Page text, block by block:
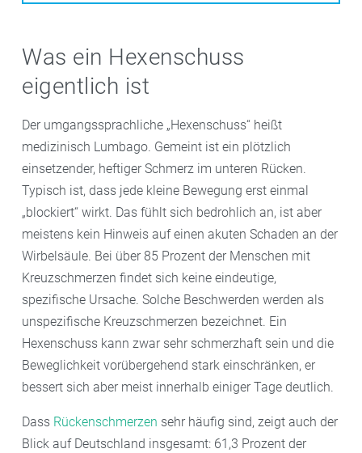
Was ein Hexenschuss
eigentlich ist
Der umgangssprachliche „Hexenschuss“ heißt
medizinisch Lumbago. Gemeint ist ein plötzlich
einsetzender, heftiger Schmerz im unteren Rücken.
Typisch ist, dass jede kleine Bewegung erst einmal
„blockiert“ wirkt. Das fühlt sich bedrohlich an, ist aber
meistens kein Hinweis auf einen akuten Schaden an der
Wirbelsäule. Bei über 85 Prozent der Menschen mit
Kreuzschmerzen findet sich keine eindeutige,
spezifische Ursache. Solche Beschwerden werden als
unspezifische Kreuzschmerzen bezeichnet. Ein
Hexenschuss kann zwar sehr schmerzhaft sein und die
Beweglichkeit vorübergehend stark einschränken, er
bessert sich aber meist innerhalb einiger Tage deutlich.
Dass Rückenschmerzen sehr häufig sind, zeigt auch der
Blick auf Deutschland insgesamt: 61,3 Prozent der